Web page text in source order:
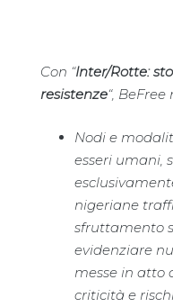
Con “Inter/Rotte:
resistenze“,
Nodi e
esseri umani,
nigeriane
sfruttamento
evidenziare
messe in atto
criticità e